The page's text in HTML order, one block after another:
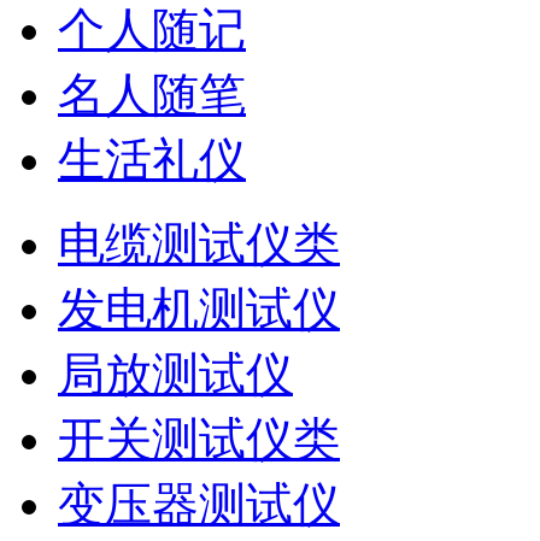
个人随记
名人随笔
生活礼仪
电缆测试仪类
发电机测试仪
局放测试仪
开关测试仪类
变压器测试仪